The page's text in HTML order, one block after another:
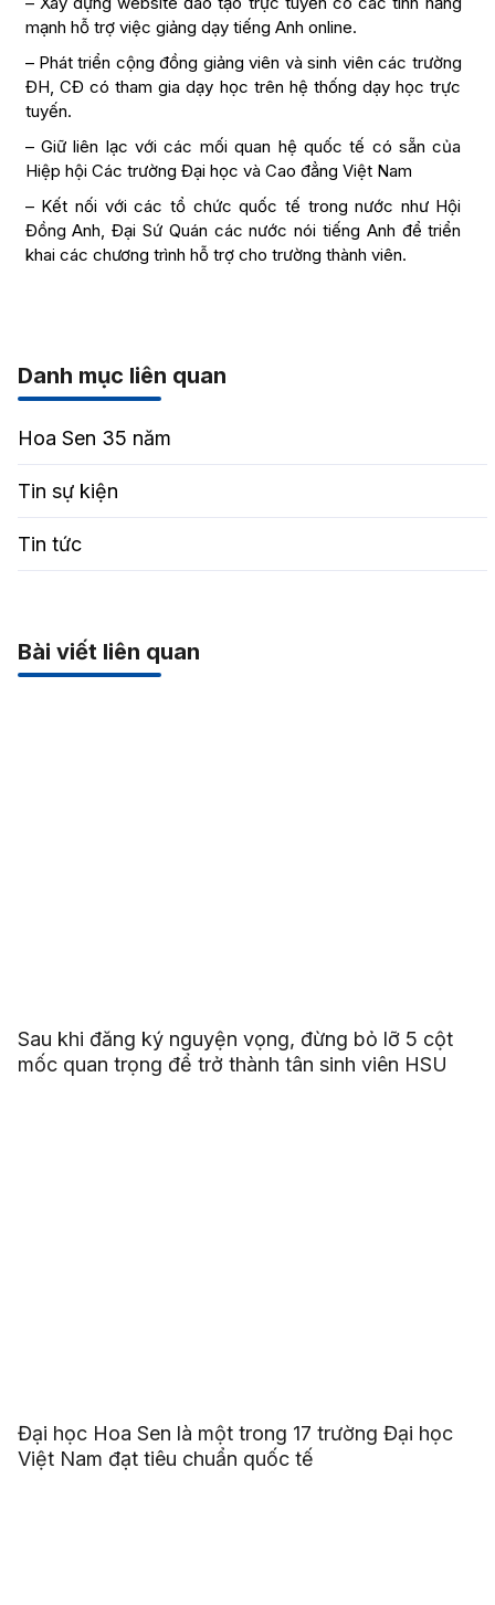
mạnh hỗ trợ việc giảng dạy tiếng Anh online.
– Phát triển cộng đồng giảng viên và sinh viên các trường
ĐH, CĐ có tham gia dạy học trên hệ thống dạy học trực
tuyến.
– Giữ liên lạc với các mối quan hệ quốc tế có sẵn của
Hiệp hội Các trường Đại học và Cao đẳng Việt Nam
– Kết nối với các tổ chức quốc tế trong nước như Hội
Đồng Anh, Đại Sứ Quán các nước nói tiếng Anh để triển
khai các chương trình hỗ trợ cho trường thành viên.
Danh mục liên quan
Hoa Sen 35 năm
Tin sự kiện
Tin tức
Bài viết liên quan
Sau khi đăng ký nguyện vọng, đừng bỏ lỡ 5 cột
mốc quan trọng để trở thành tân sinh viên HSU
Đại học Hoa Sen là một trong 17 trường Đại học
Việt Nam đạt tiêu chuẩn quốc tế